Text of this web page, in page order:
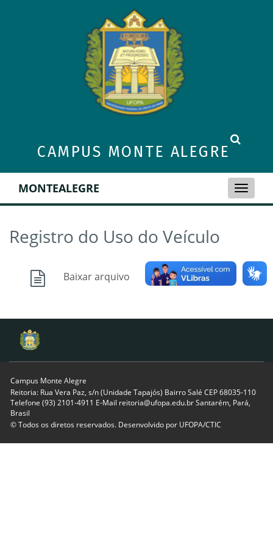
CAMPUS MONTE ALEGRE
Toggle
MONTEALEGRE
Registro do Uso do Veículo
Baixar arquivo
Campus Monte Alegre
Reitoria: Rua Vera Paz, s/n (Unidade Tapajós) Bairro Salé CEP 68035-110
Telefone (93) 2101-4911 E-Mail reitoria@ufopa.edu.br Santarém, Pará,
Brasil
© Todos os diretos reservados. Desenvolvido por UFOPA/CTIC